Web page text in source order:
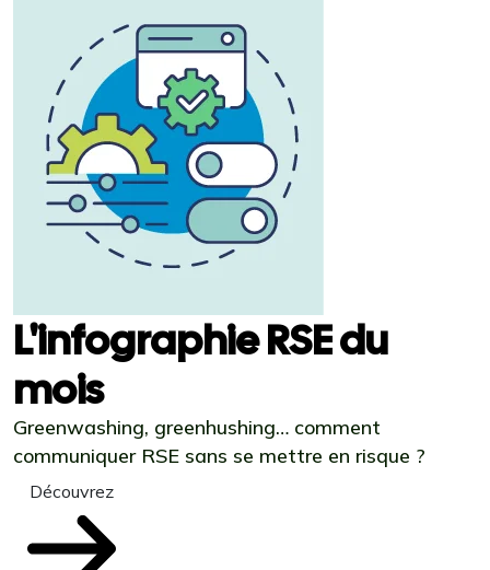
L'infographie RSE du
mois
Greenwashing, greenhushing… comment
communiquer RSE sans se mettre en risque ?
Découvrez